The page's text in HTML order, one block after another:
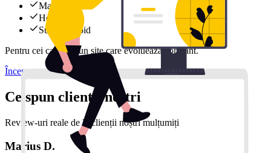
Mail
Hosting
Support rapid
Pentru cei care vor un site care evoluează constant.
Începe gratuit
Ce spun clienții noștri
Review-uri reale de la clienții noștri mulțumiți
Marius D.